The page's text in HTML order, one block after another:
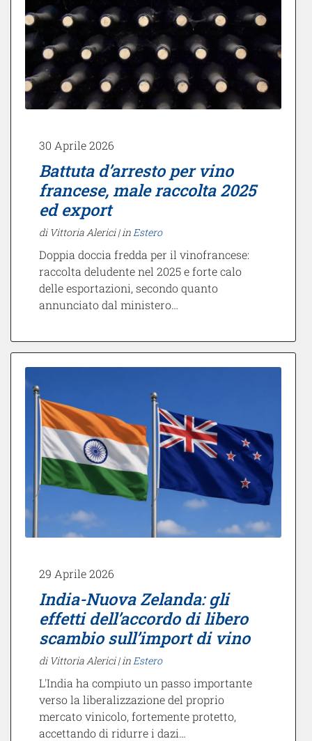
30 Aprile 2026
Battuta d’arresto per vino
francese, male raccolta 2025
ed export
di Vittoria Alerici |inEstero
Doppia doccia fredda per il vinofrancese:
raccolta deludente nel 2025 e forte calo
delle esportazioni, secondo quanto
annunciato dal ministero…
29 Aprile 2026
India-Nuova Zelanda: gli
effetti dell’accordo di libero
scambio sull’import di vino
di Vittoria Alerici | in Estero
L'India ha compiuto un passo importante
verso la liberalizzazione del proprio
mercato vinicolo, fortemente protetto,
accettando di ridurre i dazi…